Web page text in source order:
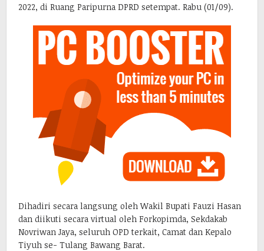
2022, di Ruang Paripurna DPRD setempat. Rabu (01/09).
Dihadiri secara langsung oleh Wakil Bupati Fauzi Hasan
dan diikuti secara virtual oleh Forkopimda, Sekdakab
Novriwan Jaya, seluruh OPD terkait, Camat dan Kepalo
Tiyuh se- Tulang Bawang Barat.